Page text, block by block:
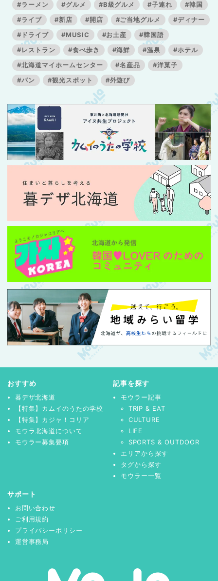
#ラーメン
#グルメ #B級グルメ #子連れ
#韓国
#ライブ
#新店 #開店 #ご当地グルメ
#ディナー
#ドライブ
#MUSIC #お土産
#韓国語
#レストラン
#食べ歩き #海鮮 #温泉
#ホテル
#北海道マイホームセンター
#名産品
#洋菓子
#パン
#観光スポット #外遊び
おすすめ
暮デザ北海道
【特集】カムイのうたの学校
【特集】カジャ！コリア
モウラ北海道について
モウラー募集要項
記事を探す
モウラー記事
TRIP & EAT
CULTURE
LIFE
SPORTS & OUTDOOR
エリアから探す
タグから探す
モウラー一覧
サポート
お問い合わせ
ご利用規約
プライバシーポリシー
運営事務局